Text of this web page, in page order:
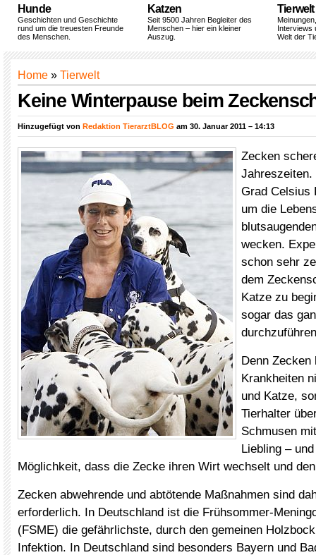
Hunde
Geschichten und Geschichte
rund um die treuesten Freunde
des Menschen.
Katzen
Seit 9500 Jahren Begleiter des
Menschen – hier ein kleiner
Auszug.
Tierwelt
Interviews
Welt der
Home » Tierwelt
Keine Winterpause beim
Hinzugefügt von Redaktion TierarztBLOG am 30. Januar 2011 – 14:13
Zecken
Jahreszeiten.
Grad Celsius
um die
wecken.
schon sehr
dem
Katze zu
sogar das
Denn Zecken
Krankheiten
und Katze,
Tierhalter
Schmusen
Liebling –
Möglichkeit, dass die Zecke ihren Wirt wechselt und
Zecken abwehrende und abtötende Maßnahmen sind
erforderlich. In Deutschland ist die Frühsommer-
(FSME) die gefährlichste, durch den gemeinen
Infektion. In Deutschland sind besonders Bayern und